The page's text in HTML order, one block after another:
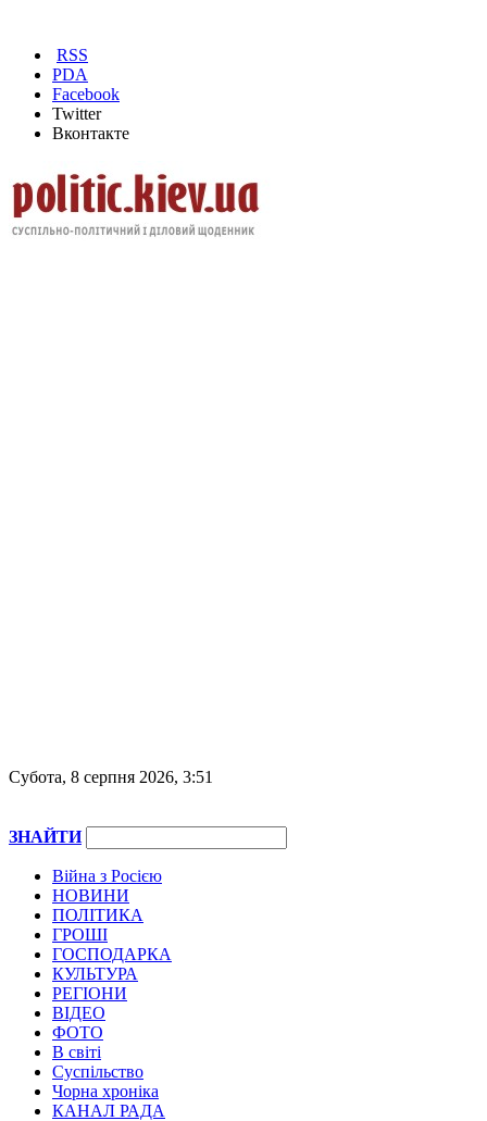
RSS
PDA
Facebook
Twitter
Вконтакте
Субота, 8 серпня 2026, 3:51
ЗНАЙТИ
Війна з Росією
НОВИНИ
ПОЛІТИКА
ГРОШІ
ГОСПОДАРКА
КУЛЬТУРА
РЕГІОНИ
ВІДЕО
ФОТО
В світі
Суспільство
Чорна хроніка
КАНАЛ РАДА